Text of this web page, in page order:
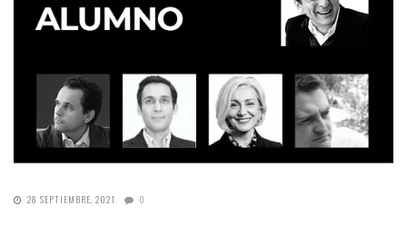
28 SEPTIEMBRE, 2021 0